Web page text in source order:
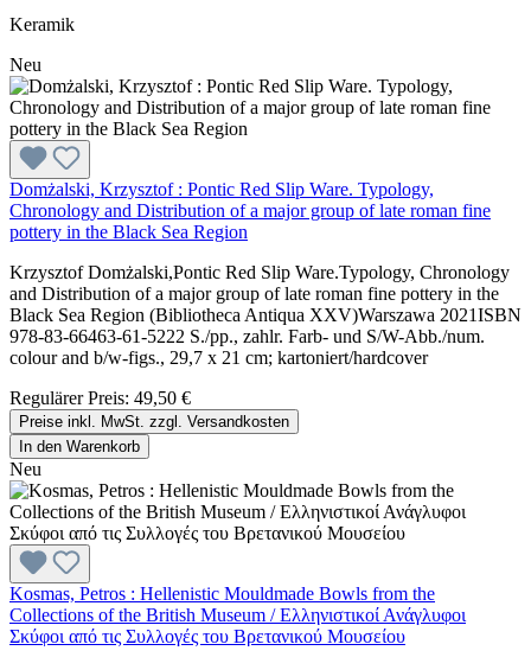
Keramik
Neu
Domżalski, Krzysztof : Pontic Red Slip Ware. Typology,
Chronology and Distribution of a major group of late roman fine
pottery in the Black Sea Region
Krzysztof Domżalski,Pontic Red Slip Ware.Typology, Chronology
and Distribution of a major group of late roman fine pottery in the
Black Sea Region (Bibliotheca Antiqua XXV)Warszawa 2021ISBN
978-83-66463-61-5222 S./pp., zahlr. Farb- und S/W-Abb./num.
colour and b/w-figs., 29,7 x 21 cm; kartoniert/hardcover
Regulärer Preis: 49,50 €
Preise inkl. MwSt. zzgl. Versandkosten
In den Warenkorb
Neu
Kosmas, Petros : Hellenistic Mouldmade Bowls from the
Collections of the British Museum / Ελληνιστικοί Ανάγλυφοι
Σκύφοι από τις Συλλογές του Βρετανικού Μουσείου